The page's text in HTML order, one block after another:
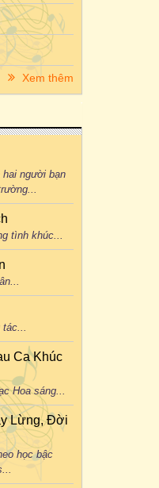
Xem thêm
người bạn
tình khúc...
tác...
Ca Khúc
Hoa sáng...
Lừng, Đời
học bậc